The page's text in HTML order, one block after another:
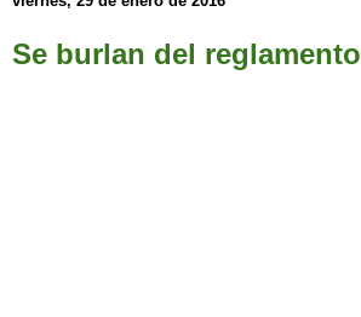
Se burlan del reglamento